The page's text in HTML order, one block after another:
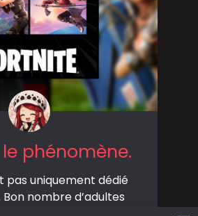
phénomène.
pas uniquement dédié
nombre d’adultes